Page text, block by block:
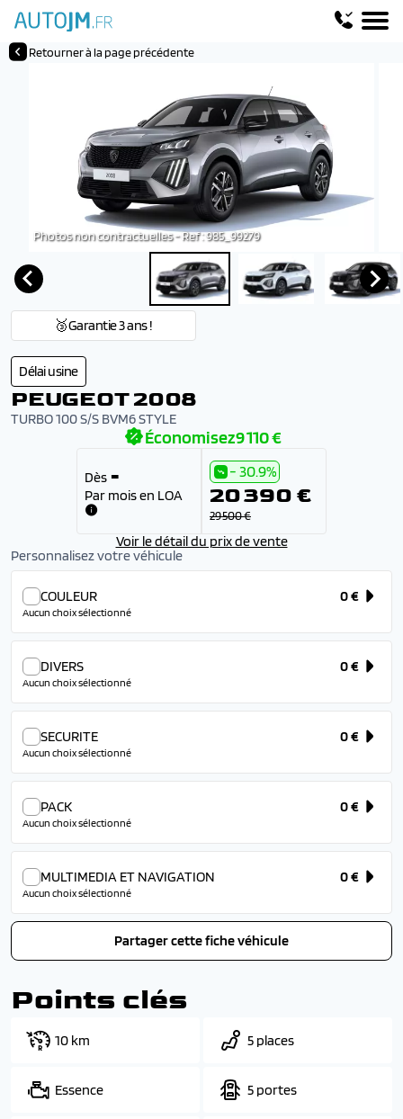
Retourner à la page précédente
Photos non contractuelles - Ref : 985_99279
🥉Garantie 3 ans !
Délai usine
PEUGEOT 2008
TURBO 100 S/S BVM6 STYLE
Économisez9 110 €
Dès -
Par mois en LOA
- 30.9%
20 390 €
29 500 €
Voir le détail du prix de vente
Personnalisez votre véhicule
COULEUR 0 €
Aucun choix sélectionné
DIVERS 0 €
Aucun choix sélectionné
SECURITE 0 €
Aucun choix sélectionné
PACK 0 €
Aucun choix sélectionné
MULTIMEDIA ET NAVIGATION 0 €
Aucun choix sélectionné
Partager cette fiche véhicule
Points clés
10 km 5 places
Essence 5 portes